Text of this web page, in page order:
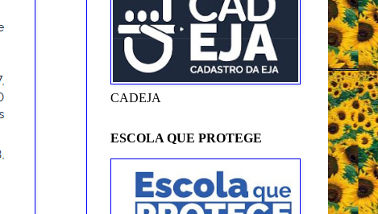
CADEJA
ESCOLA QUE PROTEGE